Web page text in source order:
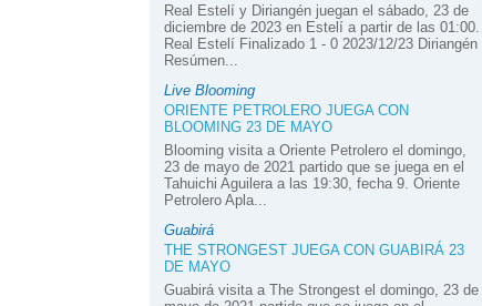
Real Estelí y Diriangén juegan el sábado, 23 de
diciembre de 2023 en Estelí a partir de las 01:00.
Real Estelí Finalizado 1 - 0 2023/12/23 Diriangén
Resúmen...
Live Blooming
ORIENTE PETROLERO JUEGA CON
BLOOMING 23 DE MAYO
Blooming visita a Oriente Petrolero el domingo,
23 de mayo de 2021 partido que se juega en el
Tahuichi Aguilera a las 19:30, fecha 9. Oriente
Petrolero Apla...
Guabirá
THE STRONGEST JUEGA CON GUABIRÁ 23
DE MAYO
Guabirá visita a The Strongest el domingo, 23 de